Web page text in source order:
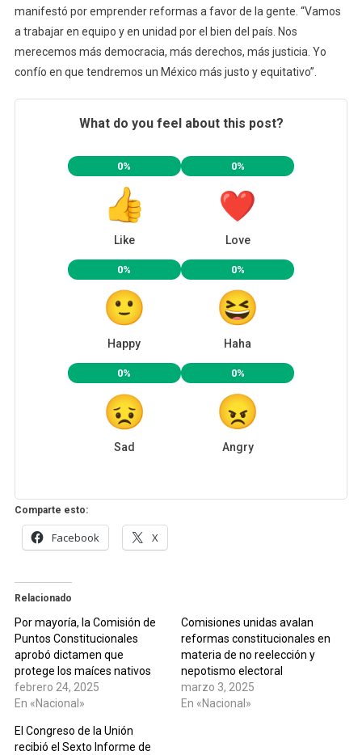
manifestó por emprender reformas a favor de la gente. “Vamos
a trabajar en equipo y en unidad por el bien del país. Nos
merecemos más democracia, más derechos, más justicia. Yo
confío en que tendremos un México más justo y equitativo”.
What do you feel about this post?
0%
Like
0%
Love
0%
Happy
0%
Haha
0%
Sad
0%
Angry
Comparte esto:
Facebook X
Relacionado
Por mayoría, la Comisión de
Puntos Constitucionales
aprobó dictamen que
protege los maíces nativos
febrero 24, 2025
En «Nacional»
Comisiones unidas avalan
reformas constitucionales en
materia de no reelección y
nepotismo electoral
marzo 3, 2025
En «Nacional»
El Congreso de la Unión
recibió el Sexto Informe de